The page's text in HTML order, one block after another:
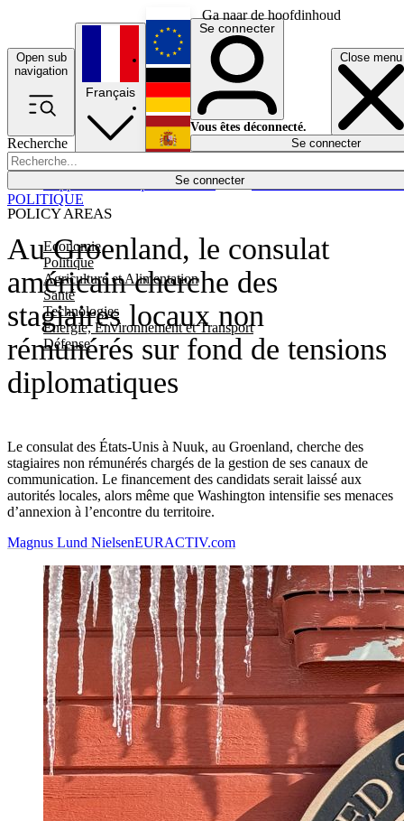
Ga naar de hoofdinhoud
Open sub
navigation
Close menu
Recherche
Se connecter
POLICY AREAS
Economie
Politique
Agriculture et Alimentation
Santé
Technologies
Energie, Environnement et Transport
Défense
Économie
Français
English
Deutsch
Español
Se connecter
Vous êtes déconnecté.
Se connecter
Au Groenland, le consulat
américain cherche des
stagiaires locaux non
rémunérés sur fond de tensions
diplomatiques
Le consulat des États-Unis à Nuuk, au Groenland, cherche des
stagiaires non rémunérés chargés de la gestion de ses canaux de
communication. Le financement des candidats serait laissé aux
autorités locales, alors même que Washington intensifie ses menaces
d’annexion à l’encontre du territoire.
POLITIQUE
Magnus Lund NielsenEURACTIV.com